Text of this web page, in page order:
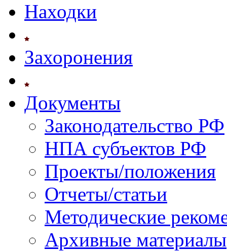
Находки
Захоронения
Документы
Законодательство РФ
НПА субъектов РФ
Проекты/положения
Отчеты/статьи
Методические
Архивные материалы